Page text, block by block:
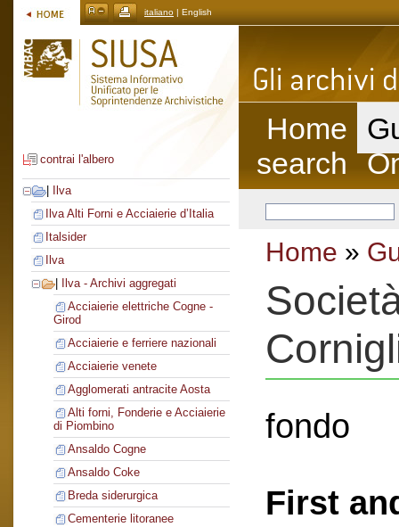
italiano | English
contrai l'albero
Ilva
Ilva Alti Forni e Acciaierie d’Italia
Italsider
Ilva
Ilva - Archivi aggregati
Acciaierie elettriche Cogne -
Girod
Acciaierie e ferriere nazionali
Acciaierie venete
Agglomerati antracite Aosta
Alti forni, Fonderie e Acciaierie
di Piombino
Ansaldo Cogne
Ansaldo Coke
Breda siderurgica
Cementerie litoranee
Home
search
Home »
fondo
First